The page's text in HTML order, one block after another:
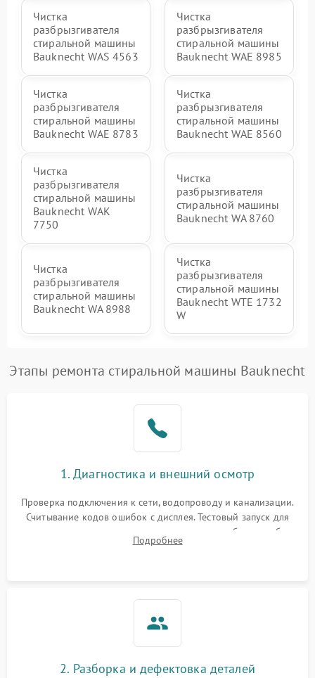
Чистка
разбрызгивателя
стиральной машины
Bauknecht WAS 4563
Чистка
разбрызгивателя
стиральной машины
Bauknecht WAE 8985
Чистка
разбрызгивателя
стиральной машины
Bauknecht WAE 8783
Чистка
разбрызгивателя
стиральной машины
Bauknecht WAE 8560
Чистка
разбрызгивателя
стиральной машины
Bauknecht WAK
7750
Чистка
разбрызгивателя
стиральной машины
Bauknecht WA 8760
Чистка
разбрызгивателя
стиральной машины
Bauknecht WA 8988
Чистка
разбрызгивателя
стиральной машины
Bauknecht WTE 1732
W
Этапы ремонта стиральной машины Bauknecht
1. Диагностика и внешний осмотр
Проверка подключения к сети, водопроводу и канализации.
Считывание кодов ошибок с дисплея. Тестовый запуск для
выявления посторонних шумов, протечек или сбоев в работе
электронного модуля управления.
Подробнее
2. Разборка и дефектовка деталей